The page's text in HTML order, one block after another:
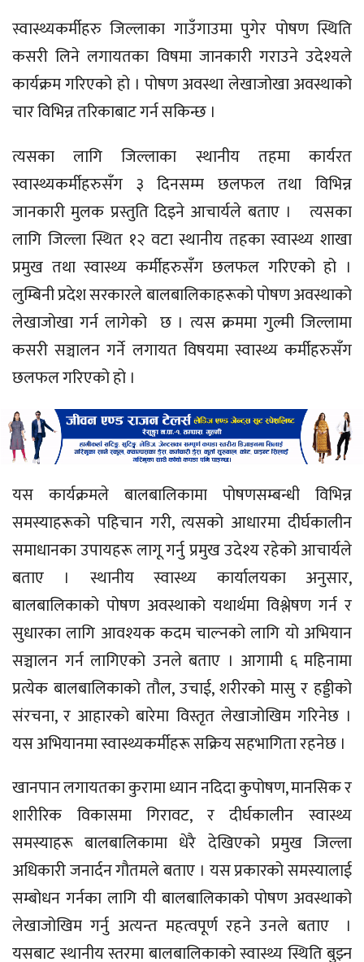
स्वास्थ्यकर्मीहरु जिल्लाका गाउँगाउमा पुगेर पोषण स्थिति
कसरी लिने लगायतका विषमा जानकारी गराउने उदेश्यले
कार्यक्रम गरिएको हो । पोषण अवस्था लेखाजोखा अवस्थाको
चार विभिन्न तरिकाबाट गर्न सकिन्छ ।
त्यसका लागि जिल्लाका स्थानीय तहमा कार्यरत
स्वास्थ्यकर्मीहरुसँग ३ दिनसम्म छलफल तथा विभिन्न
जानकारी मुलक प्रस्तुति दिइने आचार्यले बताए । त्यसका
लागि जिल्ला स्थित १२ वटा स्थानीय तहका स्वास्थ्य शाखा
प्रमुख तथा स्वास्थ्य कर्मीहरुसँग छलफल गरिएको हो ।
लुम्बिनी प्रदेश सरकारले बालबालिकाहरूको पोषण अवस्थाको
लेखाजोखा गर्न लागेको छ । त्यस क्रममा गुल्मी जिल्लामा
कसरी सञ्चालन गर्ने लगायत विषयमा स्वास्थ्य कर्मीहरुसँग
छलफल गरिएको हो ।
यस कार्यक्रमले बालबालिकामा पोषणसम्बन्धी विभिन्न
समस्याहरूको पहिचान गरी, त्यसको आधारमा दीर्घकालीन
समाधानका उपायहरू लागू गर्नु प्रमुख उदेश्य रहेको आचार्यले
बताए । स्थानीय स्वास्थ्य कार्यालयका अनुसार,
बालबालिकाको पोषण अवस्थाको यथार्थमा विश्लेषण गर्न र
सुधारका लागि आवश्यक कदम चाल्नको लागि यो अभियान
सञ्चालन गर्न लागिएको उनले बताए । आगामी ६ महिनामा
प्रत्येक बालबालिकाको तौल, उचाई, शरीरको मासु र हड्डीको
संरचना, र आहारको बारेमा विस्तृत लेखाजोखिम गरिनेछ ।
यस अभियानमा स्वास्थ्यकर्मीहरू सक्रिय सहभागिता रहनेछ ।
खानपान लगायतका कुरामा ध्यान नदिदा कुपोषण, मानसिक र
शारीरिक विकासमा गिरावट, र दीर्घकालीन स्वास्थ्य
समस्याहरू बालबालिकामा धेरै देखिएको प्रमुख जिल्ला
अधिकारी जनार्दन गौतमले बताए । यस प्रकारको समस्यालाई
सम्बोधन गर्नका लागि यी बालबालिकाको पोषण अवस्थाको
लेखाजोखिम गर्नु अत्यन्त महत्वपूर्ण रहने उनले बताए ।
यसबाट स्थानीय स्तरमा बालबालिकाको स्वास्थ्य स्थिति बुझ्न